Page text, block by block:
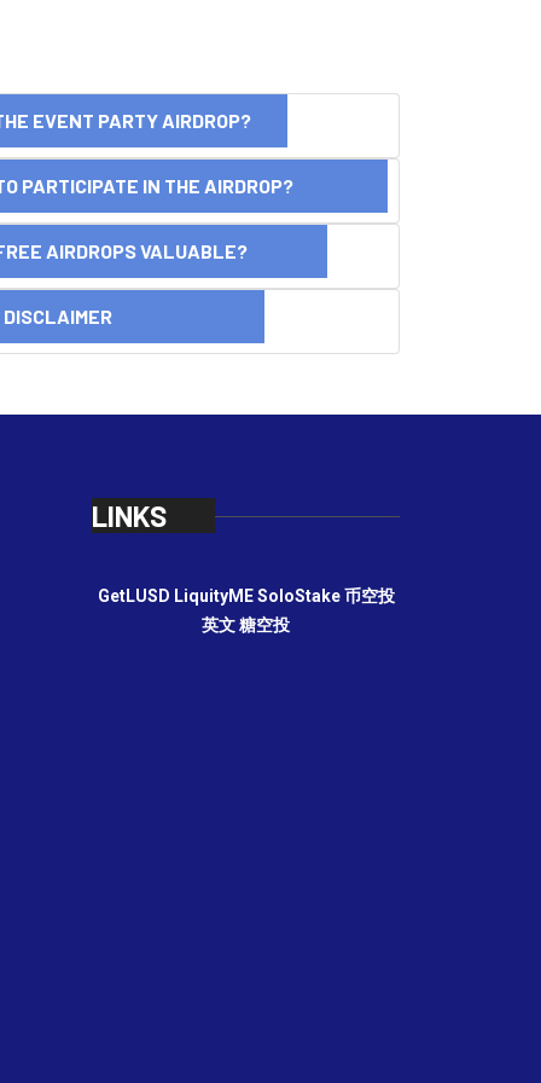
EVENT PARTY AIRDROP?
PARTICIPATE IN THE AIRDROP?
AIRDROPS VALUABLE?
LINKS
GetLUSD LiquityME SoloStake 币空投
英文糖空投